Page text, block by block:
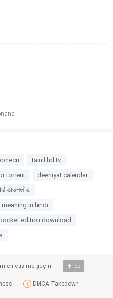
tamil hd tv
torrent
deeniyat calendar
डाउनलोड
in hindi
edition download
i̇letişime geçin Top
DMCA Takedown